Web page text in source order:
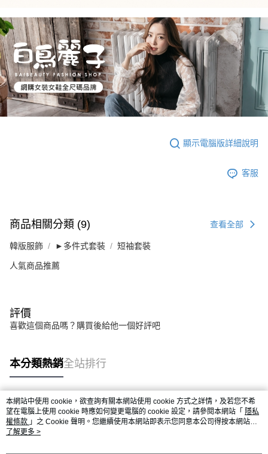
顯示電腦版詳細說明
客服
商品相關分類 (9) 查看全部
韓版服飾 ►多件式套裝 短袖套裝
人氣商品推薦
評價
喜歡這個商品嗎？購買後給他一個好評吧
本分類熱銷全站排行
熱門標籤
本網站中使用 cookie，欲查詢有關本網站使用 cookie 方式之詳情，及若您不希
望在電腦上使用 cookie 時應如何變更電腦的 cookie 設定，請參閱本網站「 隱私
權條款 」之 Cookie 聲明。您繼續使用本網站即表示您同意本公司得按本網站使
用條款之 Cookie 聲明使用 cookie。
了解更多 >